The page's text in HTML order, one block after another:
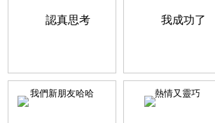
我們新朋友哈哈 熱情又靈巧